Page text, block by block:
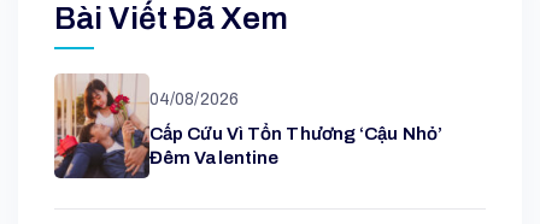
Bài Viết Đã Xem
04/08/2026
Cấp Cứu Vì Tổn Thương ‘cậu Nhỏ’
Đêm Valentine